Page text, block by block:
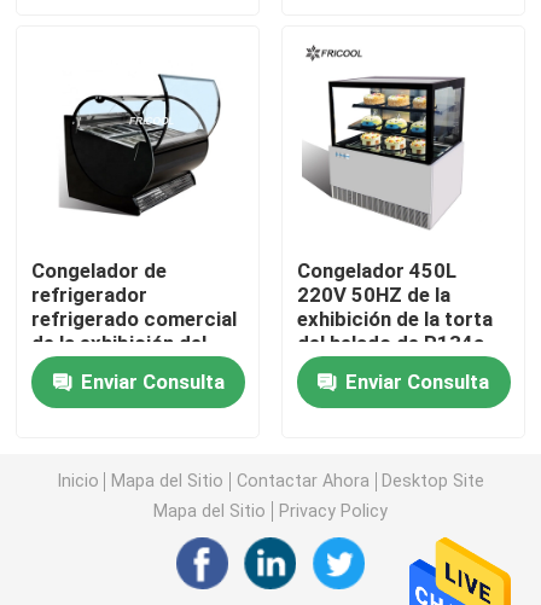
Expendidoras automáticas de cristal de la puerta
congelador de la exhibición del helado
Alcance en refrigerador
debajo del congelador de refrigerador contrario
Tabla refrigerada de la preparación
refrigerador de la exhibición de la carne
Fabricante de hielo comercial
Congelador de
refrigerador
refrigerado comercial
de la exhibición del
helado 1000L
Enviar Consulta
Congelador 450L
220V 50HZ de la
exhibición de la torta
del helado de R134a
Enviar Consulta
Inicio Mapa del Sitio Contactar Ahora
Desktop Site
Mapa del Sitio
Privacy Policy